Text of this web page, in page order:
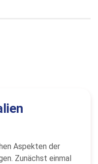
Aspekten der
Zunächst einmal